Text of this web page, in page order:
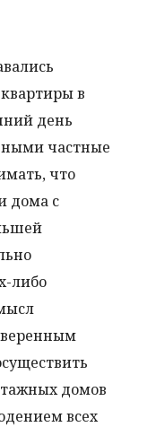
в
день
частные
что
дома с
либо
домов
всех